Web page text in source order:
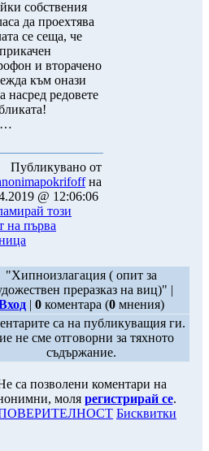
собствения
да проехтява
се сеща, че
и вторачено
към онази
насред редовете
Публикувано от
на
@ 12:06:06
този
на първа
"Хипноизлагация ( опит за
преразказ на виц)" |
| 0 коментара (0 мнения)
са на публикуващия ги.
не сме отговорни за тяхното
съдържание.
са позволени коментари на
моля регистрирай се.
Бисквитки